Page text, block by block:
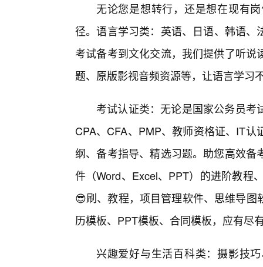
无论您是想转行，还是想在现有
径。语言学习类：英语、日语、韩语
考试备考到文化交流，我们提供了听
题、原版影视音频资源等，让语言学习
考试认证类：无论是国家公务员
CPA、CFA、PMP、教师资格证、IT
纲、备考指导、精选习题。助您高效
件（Word、Excel、PPT）的进阶教程
😎刷、教程，项目管理软件、思维导
历模板、PPT模板、合同模板，应有尽
兴趣爱好与生活百科类：摄影技